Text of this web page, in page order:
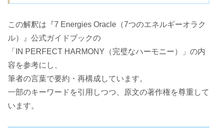
この解釈は『7 Energies Oracle（7つのエネルギーオラク
ル）』公式ガイドブックの
「IN PERFECT HARMONY（完璧なハーモニー）」の内
容を参考にし、
筆者の言葉で要約・再構成しています。
一部のキーワードを引用しつつ、原文の著作権を尊重して
います。